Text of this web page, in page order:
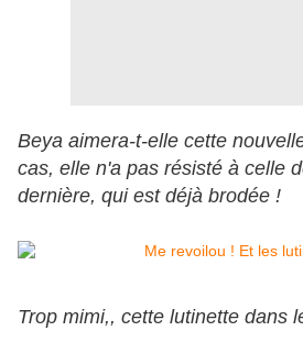
Beya aimera-t-elle cette
cas, elle n'a pas résisté à celle
dernière, qui est déjà brodée !
Trop mimi,, cette lutinette dans